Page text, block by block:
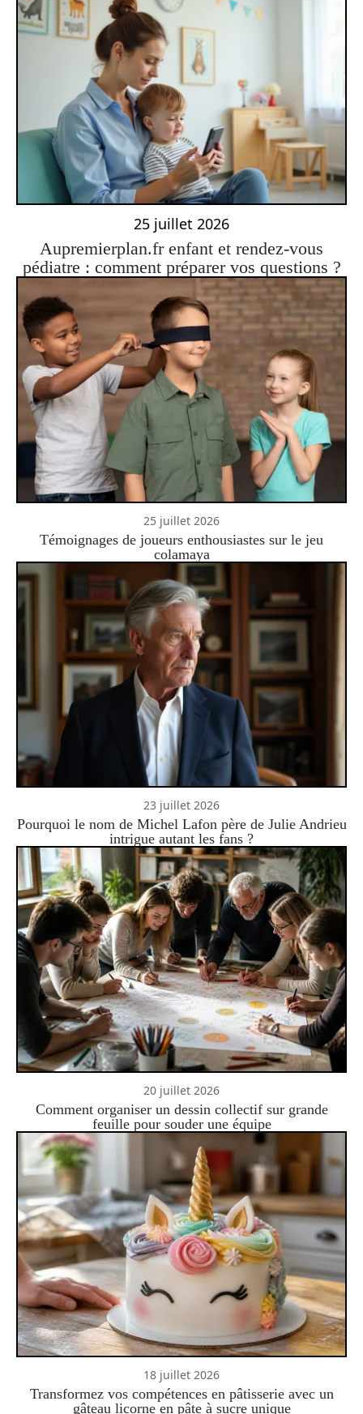
25 juillet 2026
Aupremierplan.fr enfant et rendez-vous
pédiatre : comment préparer vos questions ?
25 juillet 2026
Témoignages de joueurs enthousiastes sur le jeu
colamaya
23 juillet 2026
Pourquoi le nom de Michel Lafon père de Julie Andrieu
intrigue autant les fans ?
20 juillet 2026
Comment organiser un dessin collectif sur grande
feuille pour souder une équipe
18 juillet 2026
Transformez vos compétences en pâtisserie avec un
gâteau licorne en pâte à sucre unique